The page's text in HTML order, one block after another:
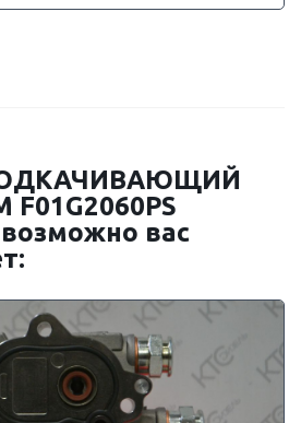
возможно вас